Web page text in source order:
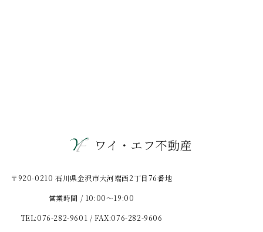
ワイ・エフ不動産
〒920-0210 石川県金沢市大河端西2丁目76番地
営業時間 / 10:00〜19:00
TEL:076-282-9601 / FAX:076-282-9606